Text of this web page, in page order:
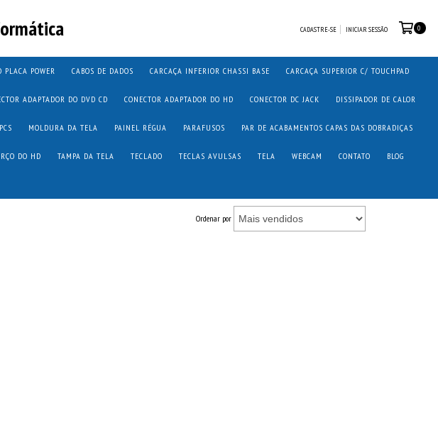
CADASTRE-SE INICIAR SESSÃO 0
PLACA POWER CABOS DE DADOS CARCAÇA INFERIOR CHASSI BASE CARCAÇA SUPERIOR C/ TOUCHPAD
ADAPTADOR DO DVD CD CONECTOR ADAPTADOR DO HD CONECTOR DC JACK DISSIPADOR DE CALOR
MOLDURA DA TELA PAINEL RÉGUA PARAFUSOS PAR DE ACABAMENTOS CAPAS DAS DOBRADIÇAS
DO HD TAMPA DA TELA TECLADO TECLAS AVULSAS TELA WEBCAM CONTATO BLOG
Ordenar por